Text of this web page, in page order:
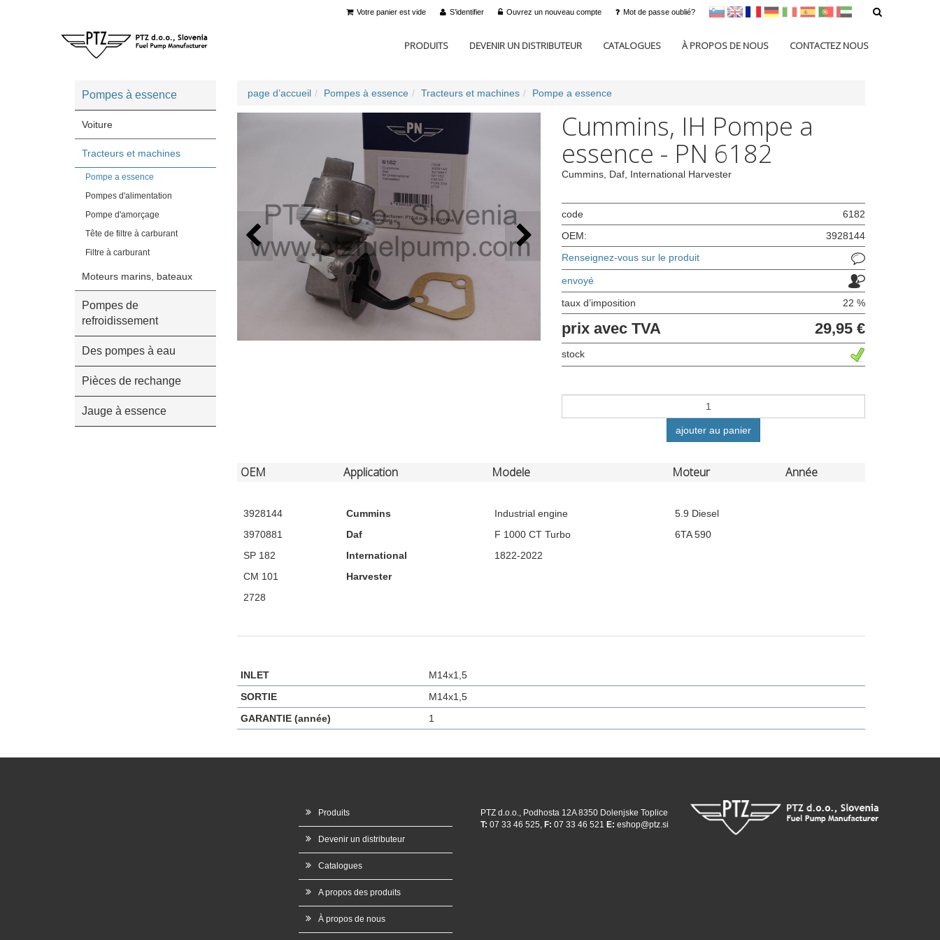
sl en francoščina
Nemščina
Italijanščina
Španščina
PortugalArabščina
S’identifier Ouvrez un nouveau compte Mot de passe oublié?
Votre panier est vide
PRODUITS DEVENIR UN DISTRIBUTEUR CATALOGUES À PROPOS DE NOUS CONTACTEZ NOUS
Pompes à essence
Voiture
Tracteurs et machines
Pompe a essence
Pompes d'alimentation
Pompe d'amorçage
Tête de filtre à carburant
Filtre à carburant
Moteurs marins, bateaux
Pompes de
refroidissement
Des pompes à eau
Pièces de rechange
Jauge à essence
page d’accueil Pompes à essence Tracteurs et machines Pompe a essence
Cummins, IH Pompe a
essence - PN 6182
Cummins, Daf, International Harvester
code
6182
OEM:
3928144
Renseignez-vous sur le produit
envoyé
taux d’imposition 22 %
prix avec TVA 29,95 €
stock
ajouter au panier
OEM Application Modele Moteur Année
3928144 Cummins Industrial engine
5.9 Diesel
3970881
Daf F 1000 CT Turbo
6TA 590
SP 182
International
1822-2022
CM 101
Harvester
2728
INLET
M14x1,5
SORTIE
M14x1,5
GARANTIE (année)
1
Produits
Devenir un distributeur
Catalogues
A propos des produits
À propos de nous
PTZ d.o.o., Podhosta 12A 8350 Dolenjske Toplice
T: 07 33 46 525, F: 07 33 46 521 E: eshop@ptz.si